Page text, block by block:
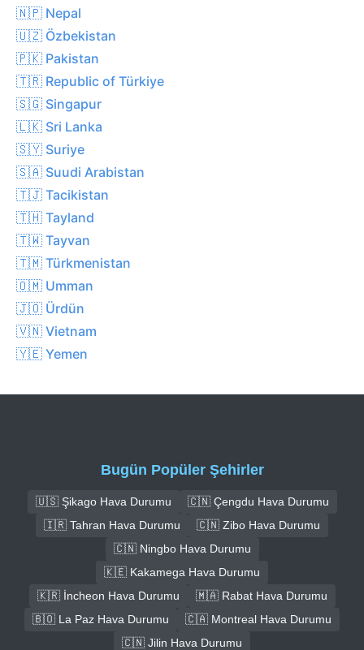
🇳🇵 Nepal
🇺🇿 Özbekistan
🇵🇰 Pakistan
🇹🇷 Republic of Türkiye
🇸🇬 Singapur
🇱🇰 Sri Lanka
🇸🇾 Suriye
🇸🇦 Suudi Arabistan
🇹🇯 Tacikistan
🇹🇭 Tayland
🇹🇼 Tayvan
🇹🇲 Türkmenistan
🇴🇲 Umman
🇯🇴 Ürdün
🇻🇳 Vietnam
🇾🇪 Yemen
Bugün Popüler Şehirler
🇺🇸 Şikago Hava Durumu
🇨🇳 Çengdu Hava Durumu
🇮🇷 Tahran Hava Durumu
🇨🇳 Zibo Hava Durumu
🇨🇳 Ningbo Hava Durumu
🇰🇪 Kakamega Hava Durumu
🇰🇷 İncheon Hava Durumu
🇲🇦 Rabat Hava Durumu
🇧🇴 La Paz Hava Durumu
🇨🇦 Montreal Hava Durumu
🇨🇳 Jilin Hava Durumu